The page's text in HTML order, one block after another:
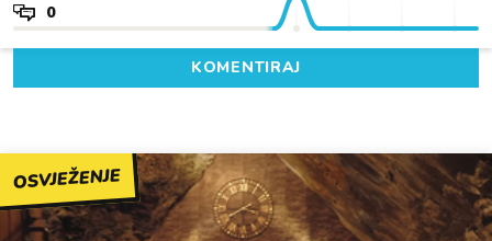
0
KOMENTIRAJ
OSVJEŽENJE